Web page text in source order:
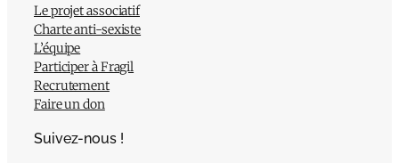
Le projet associatif
Charte anti-sexiste
L’équipe
Participer à Fragil
Recrutement
Faire un don
Suivez-nous !